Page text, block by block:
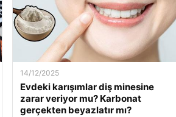
14/12/2025
Evdeki karışımlar diş minesine
zarar veriyor mu? Karbonat
gerçekten beyazlatır mı?